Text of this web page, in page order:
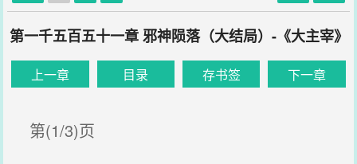
第一千五百五十一章 邪神陨落（大结局）-《大主宰》
上一章 目录 存书签 下一章
第(1/3)页